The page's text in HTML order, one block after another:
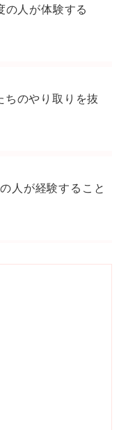
の人が体験する
のやり取りを抜
人が経験すること